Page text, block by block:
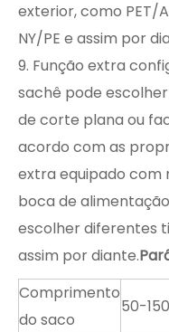
exterior, como PET/
NY/PE e assim por
9. Função extra
sachê pode
de corte plana ou
acordo com as
extra equipado com
boca de
escolher diferentes
assim por diante.
Comprimento
do saco
50-